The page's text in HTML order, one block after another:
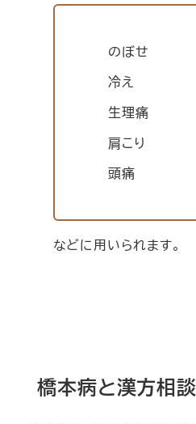
のぼせ
冷え
生理痛
肩こり
頭痛
などに用いられます。
橋本病と漢方相談